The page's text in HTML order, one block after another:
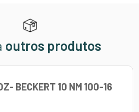
outros produtos
BECKERT 10 NM 100-16